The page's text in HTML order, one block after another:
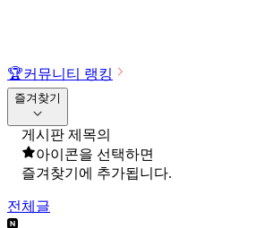
🏆커뮤니티 랭킹
즐겨찾기
게시판 제목의
아이콘을 선택하면
즐겨찾기에 추가됩니다.
전체글